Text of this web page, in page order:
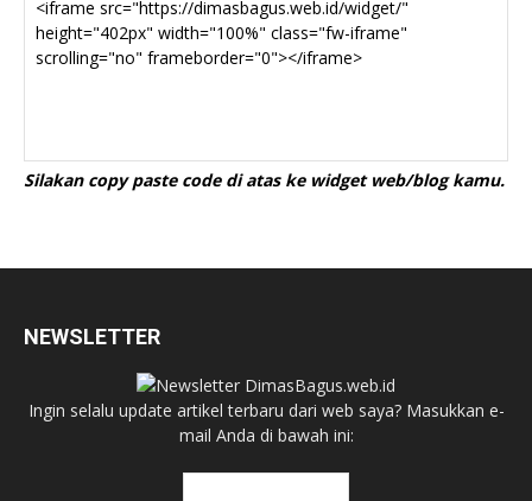
Silakan copy paste code di atas ke widget web/blog kamu.
NEWSLETTER
Ingin selalu update artikel terbaru dari web saya? Masukkan e-
mail Anda di bawah ini: